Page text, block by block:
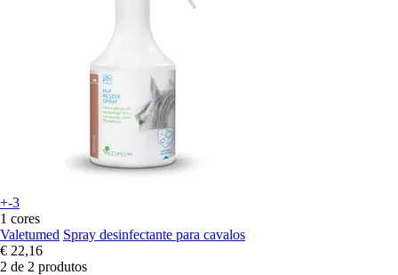
+-3
1 cores
Valetumed Spray desinfectante para cavalos
€ 22,16
2 de 2 produtos